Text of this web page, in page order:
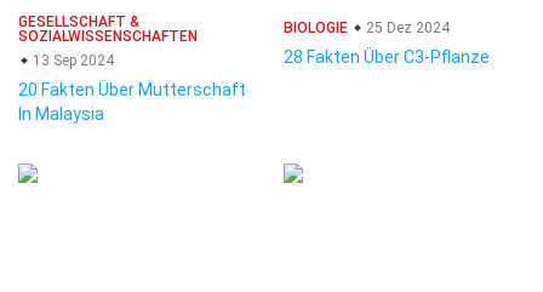
GESELLSCHAFT &
SOZIALWISSENSCHAFTEN
13 Sep 2024
20 Fakten Über Mutterschaft
In Malaysia
BIOLOGIE 25 Dez 2024
28 Fakten Über C3-Pflanze